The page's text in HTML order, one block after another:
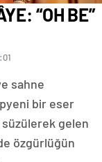
“OH BE”
sahne
bir eser
süzülerek gelen
özgürlüğün